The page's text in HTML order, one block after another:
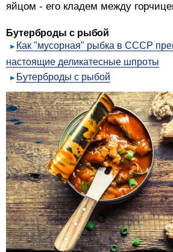
яйцом - его кладем между
Бутерброды с рыбой
Как "мусорная" рыбка в СССР
настоящие деликатесные шпроты
Бутерброды с рыбой